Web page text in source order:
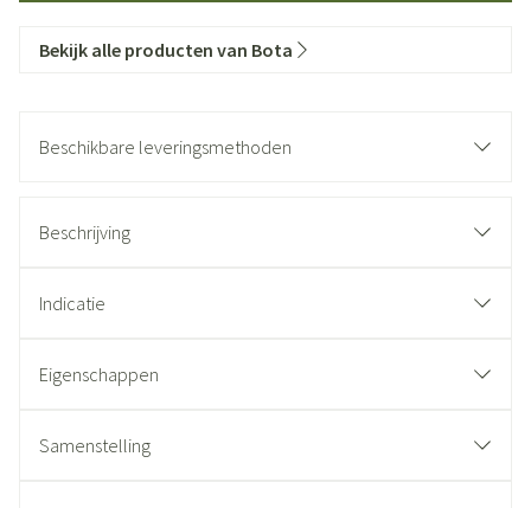
Bekijk alle producten van Bota
Beschikbare leveringsmethoden
Beschrijving
Indicatie
Eigenschappen
Samenstelling